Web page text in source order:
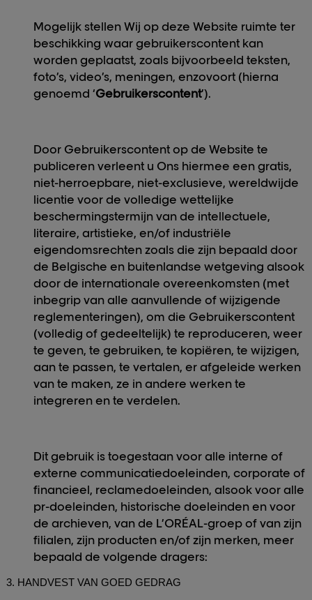
Mogelijk stellen Wij op deze Website ruimte ter
beschikking waar gebruikerscontent kan
worden geplaatst, zoals bijvoorbeeld teksten,
foto’s, video’s, meningen, enzovoort (hierna
genoemd ‘Gebruikerscontent’).
Door Gebruikerscontent op de Website te
publiceren verleent u Ons hiermee een gratis,
niet-herroepbare, niet-exclusieve, wereldwijde
licentie voor de volledige wettelijke
beschermingstermijn van de intellectuele,
literaire, artistieke, en/of industriële
eigendomsrechten zoals die zijn bepaald door
de Belgische en buitenlandse wetgeving alsook
door de internationale overeenkomsten (met
inbegrip van alle aanvullende of wijzigende
reglementeringen), om die Gebruikerscontent
(volledig of gedeeltelijk) te reproduceren, weer
te geven, te gebruiken, te kopiëren, te wijzigen,
aan te passen, te vertalen, er afgeleide werken
van te maken, ze in andere werken te
integreren en te verdelen.
Dit gebruik is toegestaan voor alle interne of
externe communicatiedoeleinden, corporate of
financieel, reclamedoeleinden, alsook voor alle
pr-doeleinden, historische doeleinden en voor
de archieven, van de L’ORÉAL-groep of van zijn
filialen, zijn producten en/of zijn merken, meer
bepaald de volgende dragers:
HANDVEST VAN GOED GEDRAG